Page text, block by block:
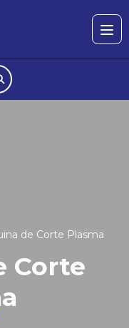
de Corte Plasma
Corte